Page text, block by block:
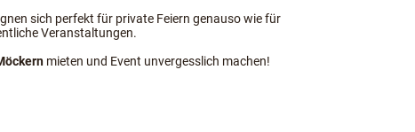
sich perfekt für private Feiern genauso wie für
Veranstaltungen.
mieten und Event unvergesslich machen!